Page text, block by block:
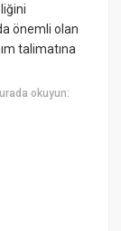
önemli olan
talimatına
okuyun: